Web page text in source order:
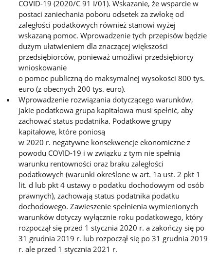
COVID-19 (2020/C 91 I/01). Wskazanie, że wsparcie w
postaci zaniechania poboru odsetek za zwłokę od
zaległości podatkowych również stanowi wyżej
wskazaną pomoc. Wprowadzenie tych przepisów będzie
dużym ułatwieniem dla znaczącej większości
przedsiębiorców, ponieważ umożliwi przedsiębiorcy
wnioskowanie
o pomoc publiczną do maksymalnej wysokości 800 tys.
euro (z obecnych 200 tys. euro).
Wprowadzenie rozwiązania dotyczącego warunków,
jakie podatkowa grupa kapitałowa musi spełnić, aby
zachować status podatnika. Podatkowe grupy
kapitałowe, które poniosą
w 2020 r. negatywne konsekwencje ekonomiczne z
powodu COVID-19 i w związku z tym nie spełnią
warunku rentowności oraz braku zaległości
podatkowych (warunki określone w art. 1a ust. 2 pkt 1
lit. d lub pkt 4 ustawy o podatku dochodowym od osób
prawnych), zachowają status podatnika podatku
dochodowego. Zawieszenie spełnienia wymienionych
warunków dotyczy wyłącznie roku podatkowego, który
rozpoczął się przed 1 stycznia 2020 r. a zakończy się po
31 grudnia 2019 r. lub rozpoczął się po 31 grudnia 2019
r. ale przed 1 stycznia 2021 r.